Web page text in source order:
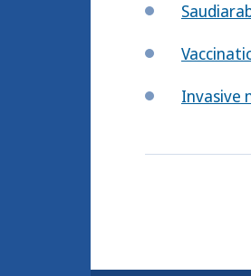
Invasive